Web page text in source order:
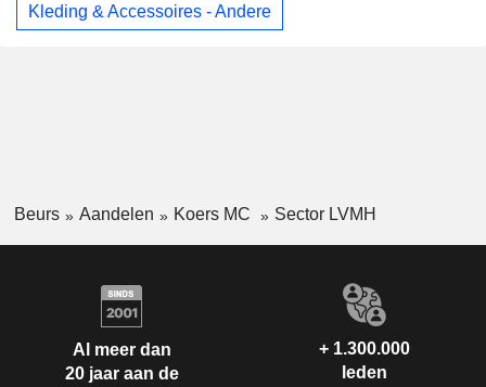
Kleding & Accessoires - Andere
Beurs Aandelen Koers MC Sector LVMH
Al meer dan
20 jaar aan de
+ 1.300.000
leden